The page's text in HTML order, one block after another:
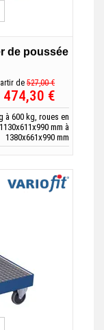
de poussée
de 527,00 €
474,30 €
à 600 kg, roues en
mm à
1380x661x990 mm